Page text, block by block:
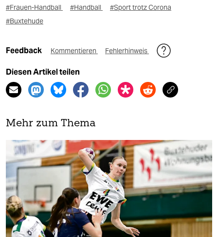
#Frauen-Handball #Handball
#Sport trotz Corona
#Buxtehude
Feedback Kommentieren Fehlerhinweis
Diesen Artikel teilen
Mehr zum Thema